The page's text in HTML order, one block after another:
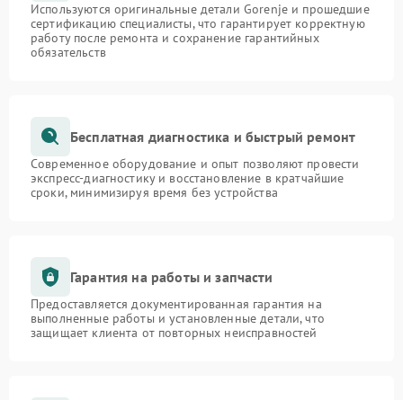
Используются оригинальные детали Gorenje и прошедшие
сертификацию специалисты, что гарантирует корректную
работу после ремонта и сохранение гарантийных
обязательств
Бесплатная диагностика и быстрый ремонт
Современное оборудование и опыт позволяют провести
экспресс-диагностику и восстановление в кратчайшие
сроки, минимизируя время без устройства
Гарантия на работы и запчасти
Предоставляется документированная гарантия на
выполненные работы и установленные детали, что
защищает клиента от повторных неисправностей